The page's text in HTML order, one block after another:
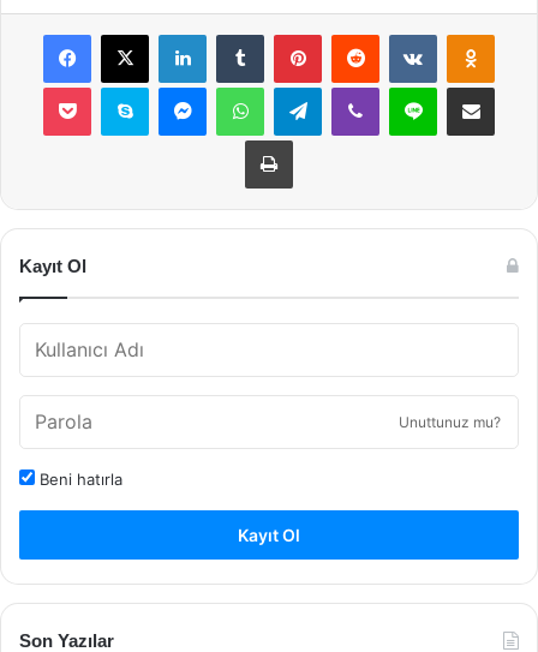
Facebook
X LinkedInTumblr PinterestReddit VKontakte
Pocket Skype MessengerWhatsAppTelegramViber Line E-Posta ile
Yazdır
Kayıt Ol
Unuttunuz mu?
Beni hatırla
Kayıt Ol
Son Yazılar